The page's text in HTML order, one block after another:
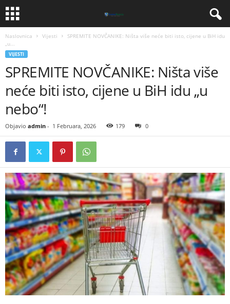
Naslovnica Vijesti
SPREMITE NOVČANIKE: Ništa više neće biti isto, cijene u BiH idu
„u...
VIJESTI
SPREMITE NOVČANIKE: Ništa više
neće biti isto, cijene u BiH idu „u
nebo“!
Objavio admin - 1 Februara, 2026 179 0